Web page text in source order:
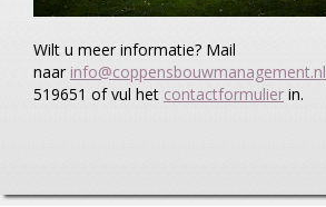
Wilt u meer informatie? Mail
naar info@coppensbouwmanagement.nl
519651 of vul het contactformulier in.